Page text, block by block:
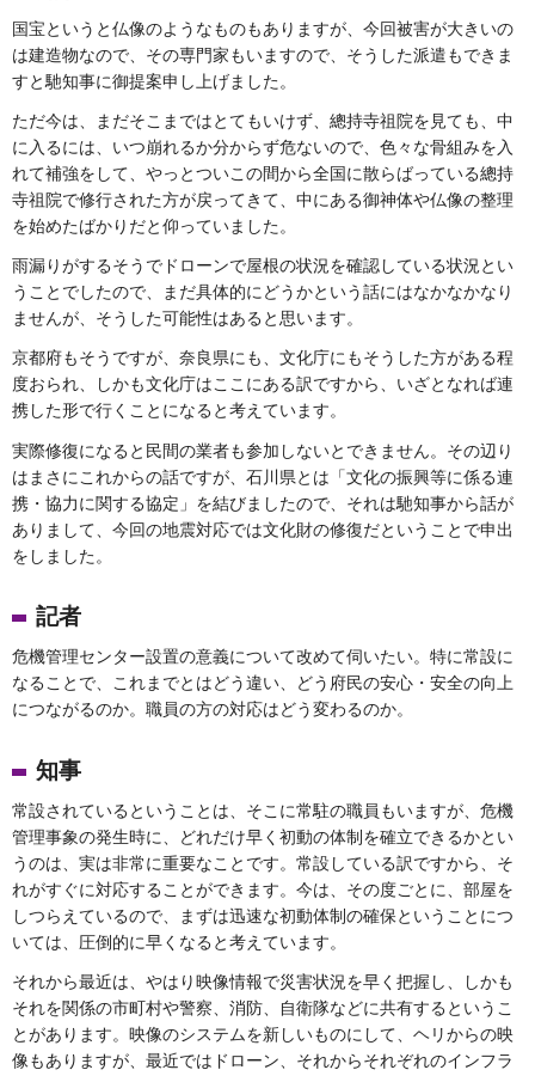
国宝というと仏像のようなものもありますが、今回被害が大きいの
は建造物なので、その専門家もいますので、そうした派遣もできま
すと馳知事に御提案申し上げました。
ただ今は、まだそこまではとてもいけず、總持寺祖院を見ても、中
に入るには、いつ崩れるか分からず危ないので、色々な骨組みを入
れて補強をして、やっとついこの間から全国に散らばっている總持
寺祖院で修行された方が戻ってきて、中にある御神体や仏像の整理
を始めたばかりだと仰っていました。
雨漏りがするそうでドローンで屋根の状況を確認している状況とい
うことでしたので、まだ具体的にどうかという話にはなかなかなり
ませんが、そうした可能性はあると思います。
京都府もそうですが、奈良県にも、文化庁にもそうした方がある程
度おられ、しかも文化庁はここにある訳ですから、いざとなれば連
携した形で行くことになると考えています。
実際修復になると民間の業者も参加しないとできません。その辺り
はまさにこれからの話ですが、石川県とは「文化の振興等に係る連
携・協力に関する協定」を結びましたので、それは馳知事から話が
ありまして、今回の地震対応では文化財の修復だということで申出
をしました。
記者
危機管理センター設置の意義について改めて伺いたい。特に常設に
なることで、これまでとはどう違い、どう府民の安心・安全の向上
につながるのか。職員の方の対応はどう変わるのか。
知事
常設されているということは、そこに常駐の職員もいますが、危機
管理事象の発生時に、どれだけ早く初動の体制を確立できるかとい
うのは、実は非常に重要なことです。常設している訳ですから、そ
れがすぐに対応することができます。今は、その度ごとに、部屋を
しつらえているので、まずは迅速な初動体制の確保ということにつ
いては、圧倒的に早くなると考えています。
それから最近は、やはり映像情報で災害状況を早く把握し、しかも
それを関係の市町村や警察、消防、自衛隊などに共有するというこ
とがあります。映像のシステムを新しいものにして、ヘリからの映
像もありますが、最近ではドローン、それからそれぞれのインフラ